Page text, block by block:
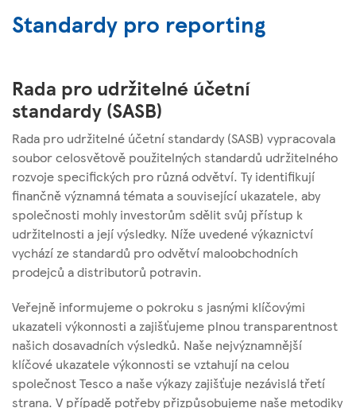
Standardy pro reporting
Rada pro udržitelné účetní
standardy (SASB)
Rada pro udržitelné účetní standardy (SASB) vypracovala
soubor celosvětově použitelných standardů udržitelného
rozvoje specifických pro různá odvětví. Ty identifikují
finančně významná témata a související ukazatele, aby
společnosti mohly investorům sdělit svůj přístup k
udržitelnosti a její výsledky. Níže uvedené výkaznictví
vychází ze standardů pro odvětví maloobchodních
prodejců a distributorů potravin.
Veřejně informujeme o pokroku s jasnými klíčovými
ukazateli výkonnosti a zajišťujeme plnou transparentnost
našich dosavadních výsledků. Naše nejvýznamnější
klíčové ukazatele výkonnosti se vztahují na celou
společnost Tesco a naše výkazy zajišťuje nezávislá třetí
strana. V případě potřeby přizpůsobujeme naše metodiky